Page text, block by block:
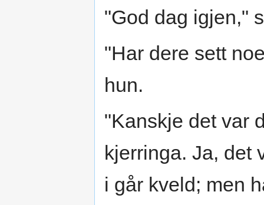
"God dag igjen,"
"Har dere sett
hun.
"Kanskje det var
kjerringa. Ja, det
i går kveld; men